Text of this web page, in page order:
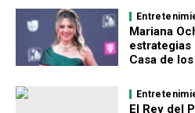
Mariana
estrategias
Casa de
El Rey del